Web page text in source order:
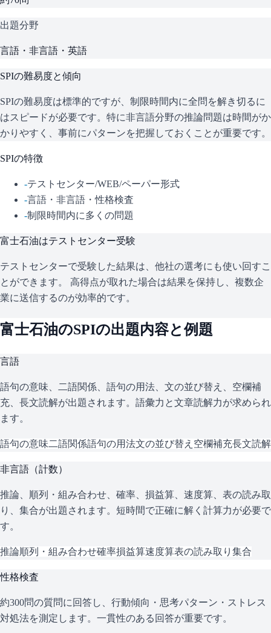
出題分野
言語・非言語・英語
SPIの難易度と傾向
SPIの難易度は標準的ですが、制限時間内に全問を解き切るに
はスピードが必要です。特に非言語分野の推論問題は時間がか
かりやすく、事前にパターンを把握しておくことが重要です。
SPIの特徴
-テストセンター/WEB/ペーパー形式
-言語・非言語・性格検査
-制限時間内に多くの問題
富士石油はテストセンター受験
テストセンターで受験した結果は、他社の選考にも使い回すこ
とができます。 高得点が取れた場合は結果を保持し、複数企
業に送信するのが効率的です。
富士石油のSPIの出題内容と例題
言語
語句の意味、二語関係、語句の用法、文の並び替え、空欄補
充、長文読解が出題されます。語彙力と文章読解力が求められ
ます。
語句の意味二語関係語句の用法文の並び替え 空欄補充長文読解
非言語（計数）
推論、順列・組み合わせ、確率、損益算、速度算、表の読み取
り、集合が出題されます。短時間で正確に解く計算力が必要で
す。
推論順列・組み合わせ確率損益算速度算表の読み取り 集合
性格検査
約300問の質問に回答し、行動傾向・思考パターン・ストレス
対処法を測定します。一貫性のある回答が重要です。